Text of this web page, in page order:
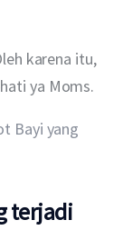
karena itu,
ya Moms.
Bayi yang
terjadi